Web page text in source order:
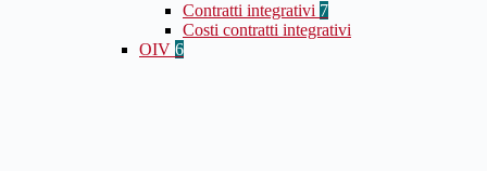
Contratti integrativi 7
Costi contratti integrativi
OIV 6